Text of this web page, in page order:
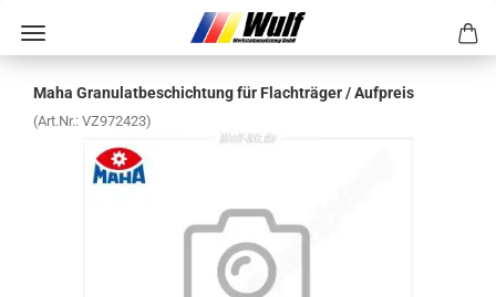
Maha Gra­nu­lat­be­schich­tung für Flach­trä­ger / Auf­preis
(Art.Nr.: VZ972423)